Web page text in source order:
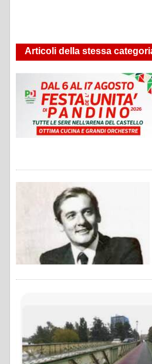
Articoli della stessa